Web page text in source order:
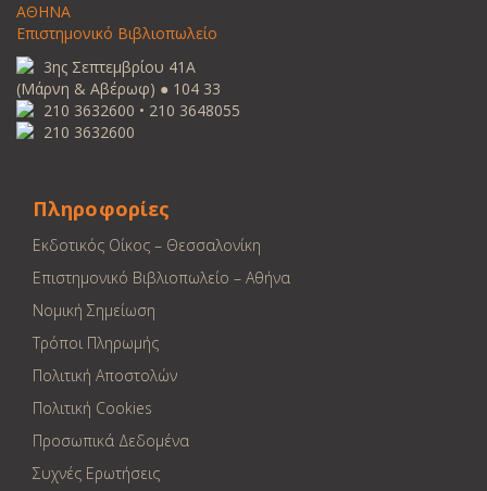
ΑΘΗΝΑ
Επιστημονικό Βιβλιοπωλείο
3ης Σεπτεμβρίου 41Α
(Μάρνη & Αβέρωφ) ● 104 33
210 3632600 • 210 3648055
210 3632600
Πληροφορίες
Εκδοτικός Οίκος – Θεσσαλονίκη
Επιστημονικό Βιβλιοπωλείο – Αθήνα
Νομική Σημείωση
Τρόποι Πληρωμής
Πολιτική Αποστολών
Πολιτική Cookies
Προσωπικά Δεδομένα
Συχνές Ερωτήσεις